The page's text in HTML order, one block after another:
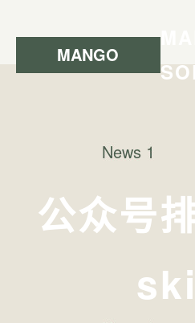
公众号